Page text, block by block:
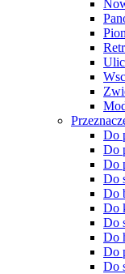
Do
Do
Do
Do
Do
Do
Do
Do
Do
Do